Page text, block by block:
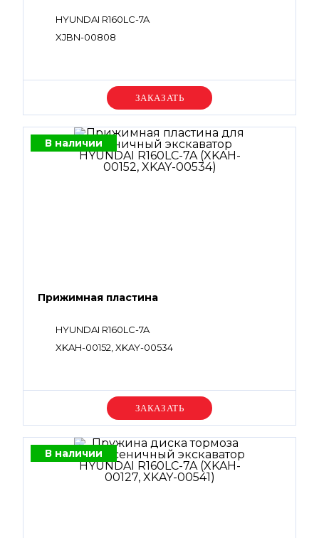
HYUNDAI R160LC-7A
XJBN-00808
Уточняйте цену
В наличии
Прижимная пластина
HYUNDAI R160LC-7A
XKAH-00152, XKAY-00534
Уточняйте цену
В наличии